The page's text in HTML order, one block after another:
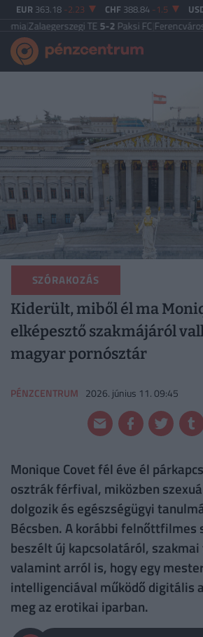
EUR 363.18 -2.23 CHF 388.84 -1.5
TE5-2Paksi FC|Ferencváros0-0
SZÓRAKOZÁS
Kiderült, miből él ma
elképesztő szakmájáról
magyar pornósztár
PÉNZCENTRUM 2026. június 11. 09:45
Monique Covet fél éve él
osztrák férfival, miközben
dolgozik és egészségügyi
Bécsben. A korábbi felnőttfilmes
beszélt új kapcsolatáról,
valamint arról is, hogy egy
intelligenciával működő digitális
meg az erotikai iparban.